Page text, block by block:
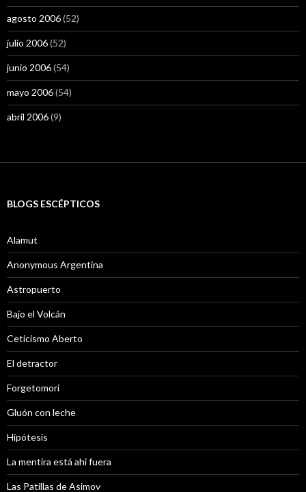
agosto 2006(52)
julio 2006(52)
junio 2006(54)
mayo 2006(54)
abril 2006(9)
BLOGS ESCÉPTICOS
Alamut
Anonymous Argentina
Astropuerto
Bajo el Volcán
Ceticismo Aberto
El detractor
Forgetomori
Gluón con leche
Hipótesis
La mentira está ahi fuera
Las Patillas de Asimov